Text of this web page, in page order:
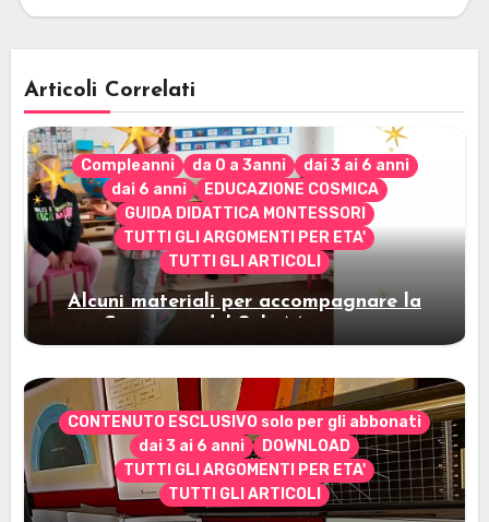
Articoli Correlati
Compleanni da 0 a 3anni
dai 3 ai 6 anni
dai 6 anni
EDUCAZIONE COSMICA
GUIDA DIDATTICA MONTESSORI
TUTTI GLI ARGOMENTI PER ETA'
TUTTI GLI ARTICOLI
Alcuni materiali per accompagnare la
Cerimonia del Sole Montessori
CONTENUTO ESCLUSIVO solo per gli abbonati
dai 3 ai 6 anni
DOWNLOAD
TUTTI GLI ARGOMENTI PER ETA'
TUTTI GLI ARTICOLI